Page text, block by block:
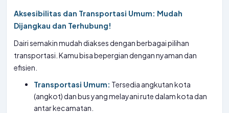
Aksesibilitas dan Transportasi Umum: Mudah
Dijangkau dan Terhubung!
Dairi semakin mudah diakses dengan berbagai pilihan
transportasi. Kamu bisa bepergian dengan nyaman dan
efisien.
Transportasi Umum: Tersedia angkutan kota
(angkot) dan bus yang melayani rute dalam kota dan
antar kecamatan.